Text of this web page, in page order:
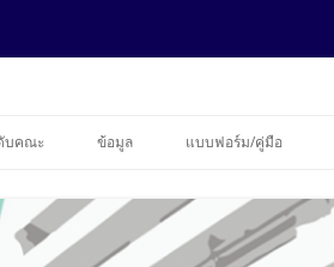
บคณะ ข้อมูล
ข้อมูลนักศึกษาคณะศิลปศาสตร์
แบบฟอร์ม/คู่มือ